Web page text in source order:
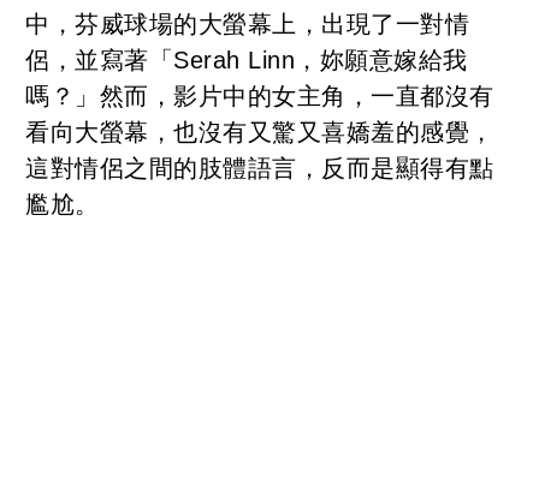
中，芬威球場的大螢幕上，出現了一對情
侶，並寫著「Serah Linn，妳願意嫁給我
嗎？」然而，影片中的女主角，一直都沒有
看向大螢幕，也沒有又驚又喜嬌羞的感覺，
這對情侶之間的肢體語言，反而是顯得有點
尷尬。